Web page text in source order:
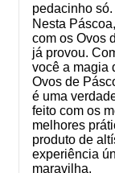
pedacinho só.
Nesta
com os Ovos
já provou.
você a magia
Ovos de
é uma
feito com os
melhores
produto de
experiência
maravilha.